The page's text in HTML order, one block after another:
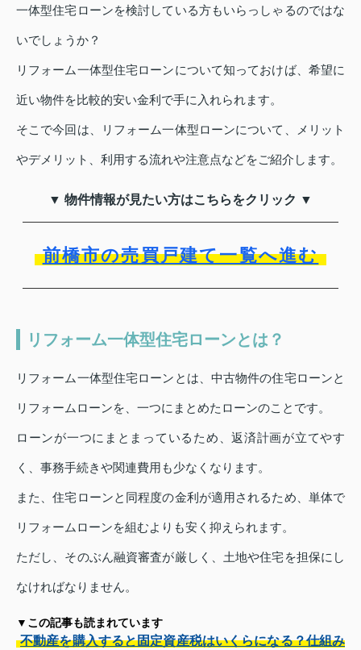
一体型住宅ローンを検討している方もいらっしゃるのではな
いでしょうか？
リフォーム一体型住宅ローンについて知っておけば、希望に
近い物件を比較的安い金利で手に入れられます。
そこで今回は、リフォーム一体型ローンについて、メリット
やデメリット、利用する流れや注意点などをご紹介します。
▼ 物件情報が見たい方はこちらをクリック ▼
前橋市の売買戸建て一覧へ進む
リフォーム一体型住宅ローンとは？
リフォーム一体型住宅ローンとは、中古物件の住宅ローンと
リフォームローンを、一つにまとめたローンのことです。
ローンが一つにまとまっているため、返済計画が立てやす
く、事務手続きや関連費用も少なくなります。
また、住宅ローンと同程度の金利が適用されるため、単体で
リフォームローンを組むよりも安く抑えられます。
ただし、そのぶん融資審査が厳しく、土地や住宅を担保にし
なければなりません。
▼この記事も読まれています
不動産を購入すると固定資産税はいくらになる？仕組み